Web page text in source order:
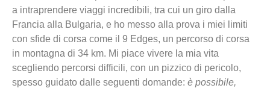
a intraprendere viaggi incredibili, tra cui un giro dalla
Francia alla Bulgaria, e ho messo alla prova i miei limiti
con sfide di corsa come il 9 Edges, un percorso di corsa
in montagna di 34 km. Mi piace vivere la mia vita
scegliendo percorsi difficili, con un pizzico di pericolo,
spesso guidato dalle seguenti domande: è possibile,